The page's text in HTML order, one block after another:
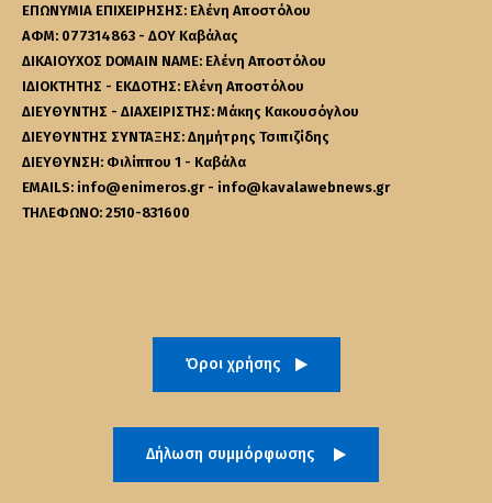
ΕΠΩΝΥΜΙΑ ΕΠΙΧΕΙΡΗΣΗΣ: Ελένη Αποστόλου
ΑΦΜ: 077314863 - ΔΟΥ Καβάλας
ΔΙΚΑΙΟΥΧΟΣ DOMAIN NAME: Ελένη Αποστόλου
ΙΔΙΟΚΤΗΤΗΣ - ΕΚΔΟΤΗΣ: Ελένη Αποστόλου
ΔΙΕΥΘΥΝΤΗΣ - ΔΙΑΧΕΙΡΙΣΤΗΣ: Μάκης Κακουσόγλου
ΔΙΕΥΘΥΝΤΗΣ ΣΥΝΤΑΞΗΣ: Δημήτρης Τσιπιζίδης
ΔΙΕΥΘΥΝΣΗ: Φιλίππου 1 - Καβάλα
EMAILS: info@enimeros.gr - info@kavalawebnews.gr
ΤΗΛΕΦΩΝΟ: 2510-831600
Όροι χρήσης
Δήλωση συμμόρφωσης